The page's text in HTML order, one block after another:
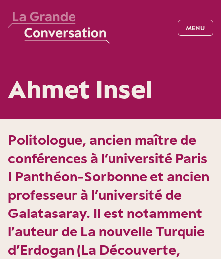
MENU
Ahmet Insel
Politologue, ancien maître de
conférences à l’université Paris
I Panthéon-Sorbonne et ancien
professeur à l’université de
Galatasaray. Il est notamment
l’auteur de La nouvelle Turquie
d’Erdogan (La Découverte,